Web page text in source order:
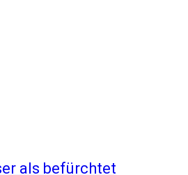
als befürchtet